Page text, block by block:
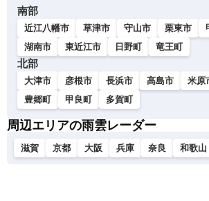
南部
近江八幡市 草津市 守山市 栗東市
湖南市
東近江市 日野町 竜王町
北部
大津市 彦根市 長浜市 高島市 米原
豊郷町
甲良町 多賀町
周辺エリアの雨雲レーダー
滋賀 京都 大阪 兵庫 奈良 和歌山